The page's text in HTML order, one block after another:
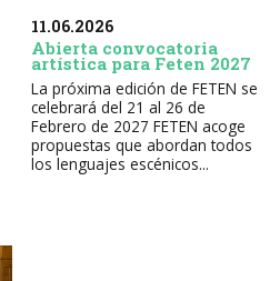
11.06.2026
Abierta convocatoria
artística para Feten 2027
La próxima edición de FETEN se
celebrará del 21 al 26 de
Febrero de 2027 FETEN acoge
propuestas que abordan todos
los lenguajes escénicos...